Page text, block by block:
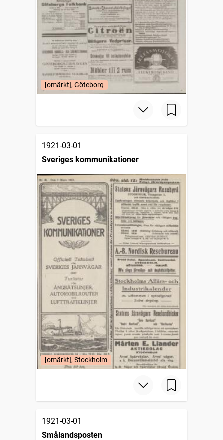
[omärkt], Göteborg
1921-03-01
Sveriges kommunikationer
[omärkt], Stockholm
1921-03-01
Smålandsposten